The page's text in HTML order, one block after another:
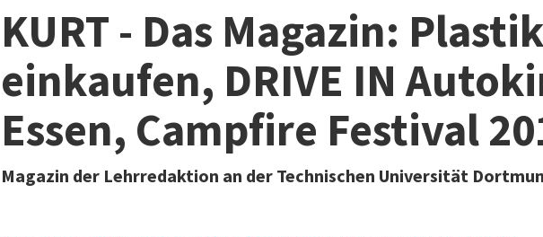
KURT - Das Magazin:
einkaufen, DRIVE IN
Essen, Campfire Festival
Magazin der Lehrredaktion an der Technischen Universität